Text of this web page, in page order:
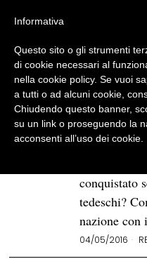
«Lui è
mondo
In quanti si
conquistato
tedeschi?
nazione
04/05/2016
Informativa
Questo sito o gli strumenti
di cookie necessari al
nella cookie policy. Se vuoi
a tutti o ad alcuni cookie,
Chiudendo questo banner,
su un link o proseguendo la
acconsenti all’uso dei cookie.